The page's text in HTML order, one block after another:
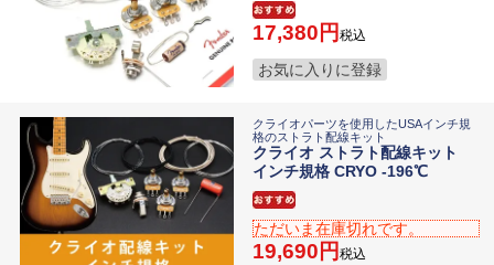
17,380 税込
お気に入りに登録
クライオパーツを使用したUSAインチ規
格のストラト配線キット
クライオ ストラト配線キット
インチ規格 CRYO -196℃
ただいま在庫切れです。
19,690 税込